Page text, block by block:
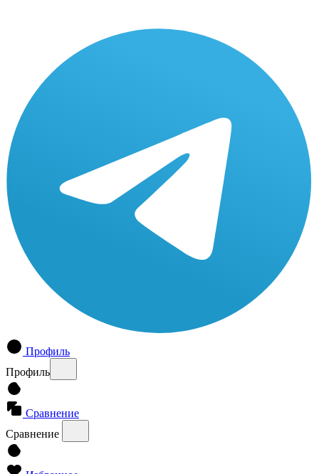
Профиль
Профиль
Сравнение
Сравнение